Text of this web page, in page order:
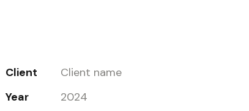
Client
Client name
Year
2024